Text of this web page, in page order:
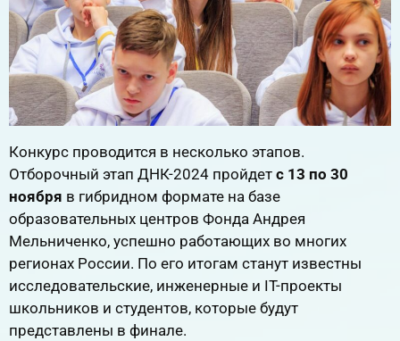
Конкурс проводится в несколько этапов.
Отборочный этап ДНК-2024 пройдет с 13 по 30
ноября в гибридном формате на базе
образовательных центров Фонда Андрея
Мельниченко, успешно работающих во многих
регионах России. По его итогам станут известны
исследовательские, инженерные и IT-проекты
школьников и студентов, которые будут
представлены в финале.